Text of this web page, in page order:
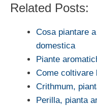
Related Posts:
Cosa piantare
domestica
Piante
Come coltivare
Crithmum,
Perilla, pianta